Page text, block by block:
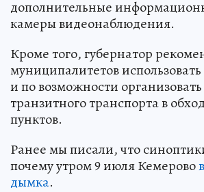
дополнительные
камеры видеонаблюдения.
Кроме того, губернатор
муниципалитетов
и по возможности
транзитного транспорта в
пунктов.
Ранее мы писали, что
почему утром 9 июля Кемерово
дымка.